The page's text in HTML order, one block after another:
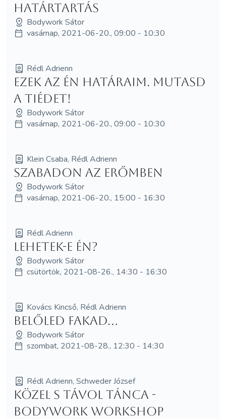
Határtartás
Bodywork Sátor
vasárnap, 2021-06-20., 09:00 - 10:30
Rédl Adrienn
Ezek az én határaim. Mutasd
a tiédet!
Bodywork Sátor
vasárnap, 2021-06-20., 09:00 - 10:30
Klein Csaba, Rédl Adrienn
Szabadon az erőmben
Bodywork Sátor
vasárnap, 2021-06-20., 15:00 - 16:30
Rédl Adrienn
Lehetek-e én?
Bodywork Sátor
csütörtök, 2021-08-26., 14:30 - 16:30
Kovács Kincső, Rédl Adrienn
Belőled fakad...
Bodywork Sátor
szombat, 2021-08-28., 12:30 - 14:30
Rédl Adrienn, Schweder József
Közel s távol tánca -
bodywork workshop